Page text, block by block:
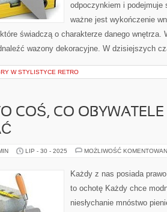
odpoczynkiem i podejmuje
ważne jest wykończenie
świadczą o charakterze danego wnętrza.
wazony dekoracyjne. W dzisiejszych
W STYLISTYCE RETRO
COŚ, CO
LIP - 30 - 2025 MOŻLIWOŚĆ
Każdy z nas posiada
to ochotę Każdy chce
niesłychanie mnóstwo